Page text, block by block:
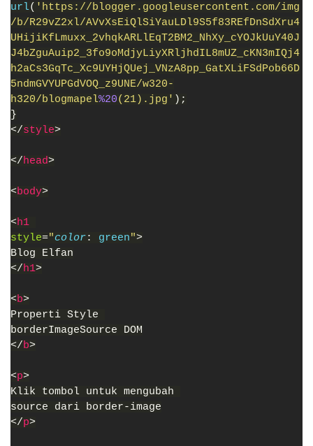
url( 'https://blogger.googleusercontent.com/img
/b/R29vZ2xl/AVvXsEiQlSiYauLDl9S5f83REfDnSdXru4
UHijiKfLmuxx_2vhqkARLlEqT2BM2_NhXy_cYOJkUuY40J
J4bZguAuip2_3fo9oMdjyLiyXRljhdIL8mUZ_cKN3mIQj4
h2aCs3GqTc_Xc9UYHjQUej_VNzA8pp_GatXLiFSdPob66D
5ndmGVYUPGdVOQ_z9UNE/w320-
h320/blogmapel%20(21).jpg' );
}
</style>
</head>
<body>
<h1
style="color: green">
Blog Elfan
</h1>
<b>
Properti Style
borderImageSource DOM
</b>
<p>
Klik tombol untuk mengubah
source dari border-image
</p>